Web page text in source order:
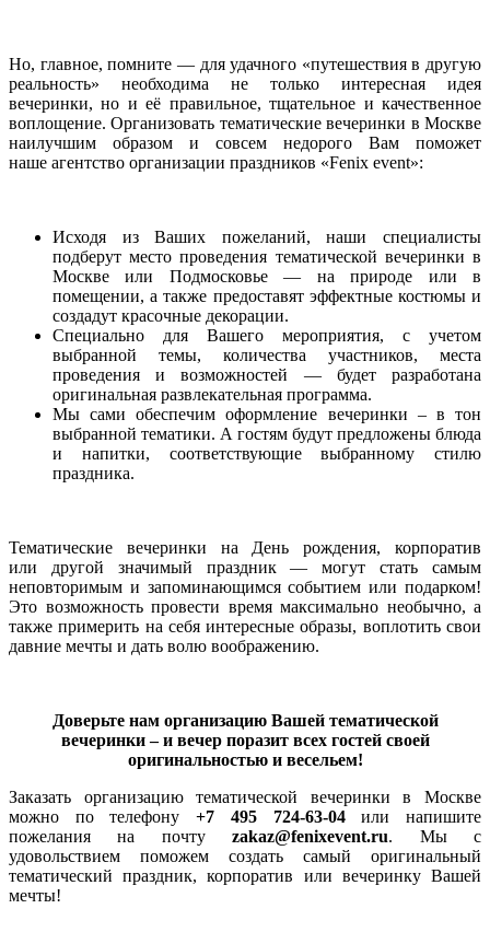
Но, главное, помните — для удачного «путешествия в другую
реальность» необходима не только интересная идея
вечеринки, но и её правильное, тщательное и качественное
воплощение. Организовать тематические вечеринки в Москве
наилучшим образом и совсем недорого Вам поможет
наше агентство организации праздников «Fenix event»:
Исходя из Ваших пожеланий, наши специалисты
подберут место проведения тематической вечеринки в
Москве или Подмосковье — на природе или в
помещении, а также предоставят эффектные костюмы и
создадут красочные декорации.
Специально для Вашего мероприятия, с учетом
выбранной темы, количества участников, места
проведения и возможностей — будет разработана
оригинальная развлекательная программа.
Мы сами обеспечим оформление вечеринки – в тон
выбранной тематики. А гостям будут предложены блюда
и напитки, соответствующие выбранному стилю
праздника.
Тематические вечеринки на День рождения, корпоратив
или другой значимый праздник — могут стать самым
неповторимым и запоминающимся событием или подарком!
Это возможность провести время максимально необычно, а
также примерить на себя интересные образы, воплотить свои
давние мечты и дать волю воображению.
Доверьте нам организацию Вашей тематической
вечеринки – и вечер поразит всех гостей своей
оригинальностью и весельем!
Заказать организацию тематической вечеринки в Москве
можно по телефону+7 495 724-63-04или напишите
пожелания на почтуzakaz@fenixevent.ru. Мы с
удовольствием поможем создать самый оригинальный
тематический праздник, корпоратив или вечеринку Вашей
мечты!